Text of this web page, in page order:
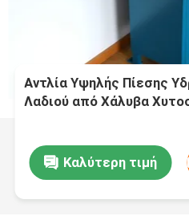
Αντλία Υψηλής Πίεσης
Λαδιού από Χάλυβα
ΒιομηχανίαΚαλύτερη τιμή